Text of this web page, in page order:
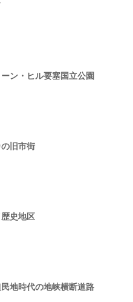
ン・ヒル要塞国立公園
旧市街
史地区
地時代の地峡横断道路